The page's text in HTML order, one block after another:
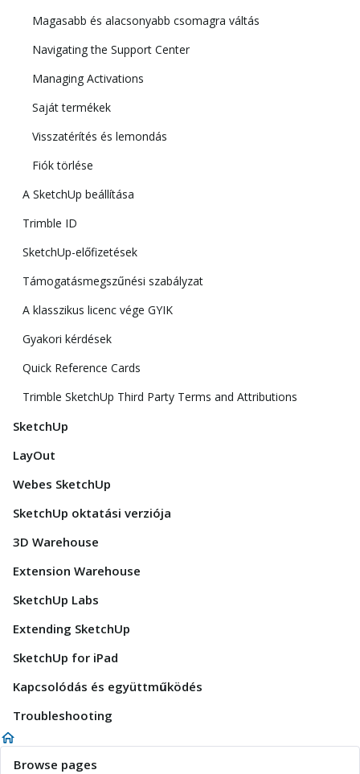
Magasabb és alacsonyabb csomagra váltás
Navigating the Support Center
Managing Activations
Saját termékek
Visszatérítés és lemondás
Fiók törlése
A SketchUp beállítása
Trimble ID
SketchUp-előfizetések
Támogatásmegszűnési szabályzat
A klasszikus licenc vége GYIK
Gyakori kérdések
Quick Reference Cards
Trimble SketchUp Third Party Terms and Attributions
SketchUp
LayOut
Webes SketchUp
SketchUp oktatási verziója
3D Warehouse
Extension Warehouse
SketchUp Labs
Extending SketchUp
SketchUp for iPad
Kapcsolódás és együttműködés
Troubleshooting
Browse pages